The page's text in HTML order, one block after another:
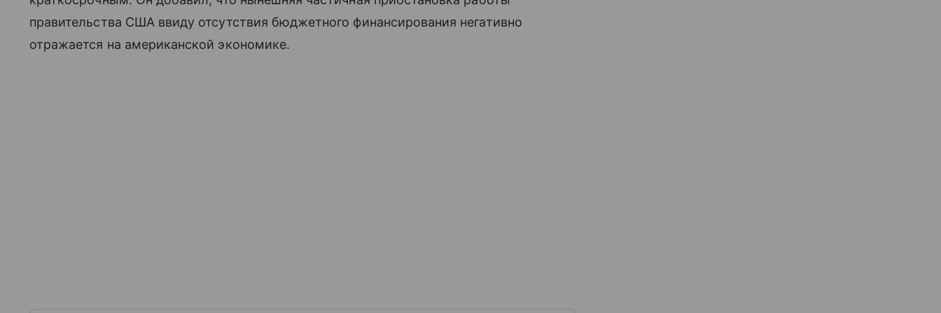
правительства США ввиду отсутствия бюджетного финансирования негативно
отражается на американской экономике.